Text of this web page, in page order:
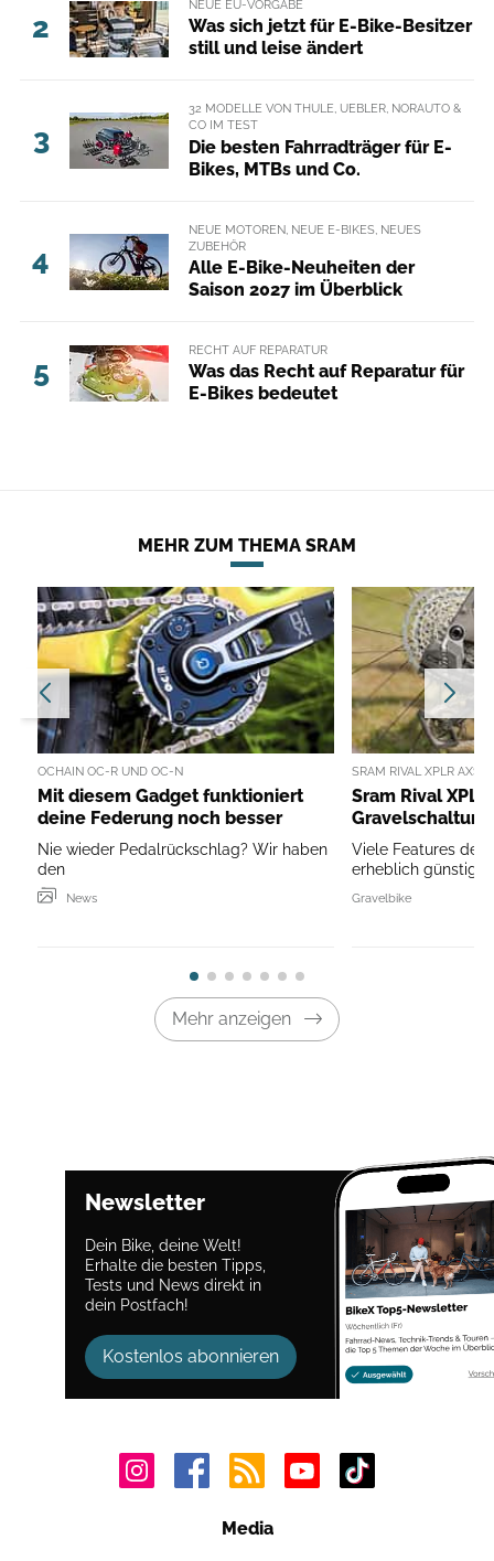
2
NEUE EU-VORGABE
Was sich jetzt für E-Bike-Besitzer
still und leise ändert
3
32 MODELLE VON THULE, UEBLER, NORAUTO &
CO IM TEST
Die besten Fahrradträger für E-
Bikes, MTBs und Co.
4
NEUE MOTOREN, NEUE E-BIKES, NEUES
ZUBEHÖR
Alle E-Bike-Neuheiten der
Saison 2027 im Überblick
5
RECHT AUF REPARATUR
Was das Recht auf Reparatur für
E-Bikes bedeutet
MEHR ZUM THEMA SRAM
OCHAIN OC-R UND OC-N
Mit diesem Gadget funktioniert
deine Federung noch besser
Nie wieder Pedalrückschlag? Wir haben
den
News
SRAM RIVAL XPLR AXS
Sram Rival
Viele Features der
erheblich günstiger.
Gravelbike
Mehr anzeigen
Newsletter
Dein Bike, deine Welt!
Erhalte die besten Tipps,
Tests und News direkt in
dein Postfach!
Kostenlos abonnieren
Media